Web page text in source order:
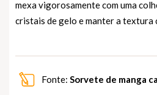
mexa vigorosamente com uma
cristais de gelo e manter a textura
Fonte: Sorvete de manga